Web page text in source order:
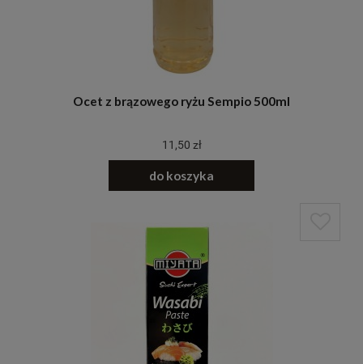
Ocet z brązowego ryżu Sempio 500ml
11,50 zł
do koszyka